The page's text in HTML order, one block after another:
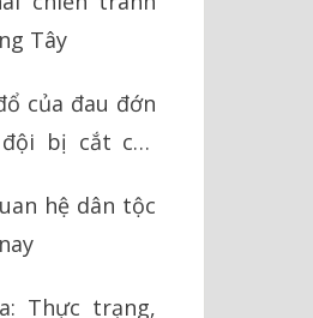
Tây
của đau đớn
bị cắt cụt
hệ dân tộc
Thực trạng,